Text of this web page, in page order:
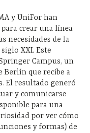
y UniFor han
crear una línea
necesidades de la
XXI. Este
Campus, un
Berlín que recibe a
El resultado generó
y comunicarse
para una
por ver cómo
y formas) de